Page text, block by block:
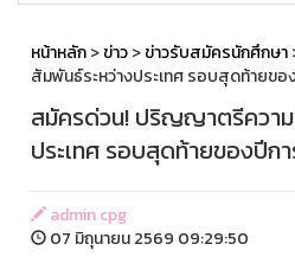
หน้าหลัก>ข่าว>ข่าวรับสมัครนักศึกษา
สัมพันธ์ระหว่างประเทศ รอบสุดท้ายข
สมัครด่วน! ปริญญาตรีควา
ประเทศ รอบสุดท้ายของปีก
admin cpg
07 มิถุนายน 2569 09:29:50